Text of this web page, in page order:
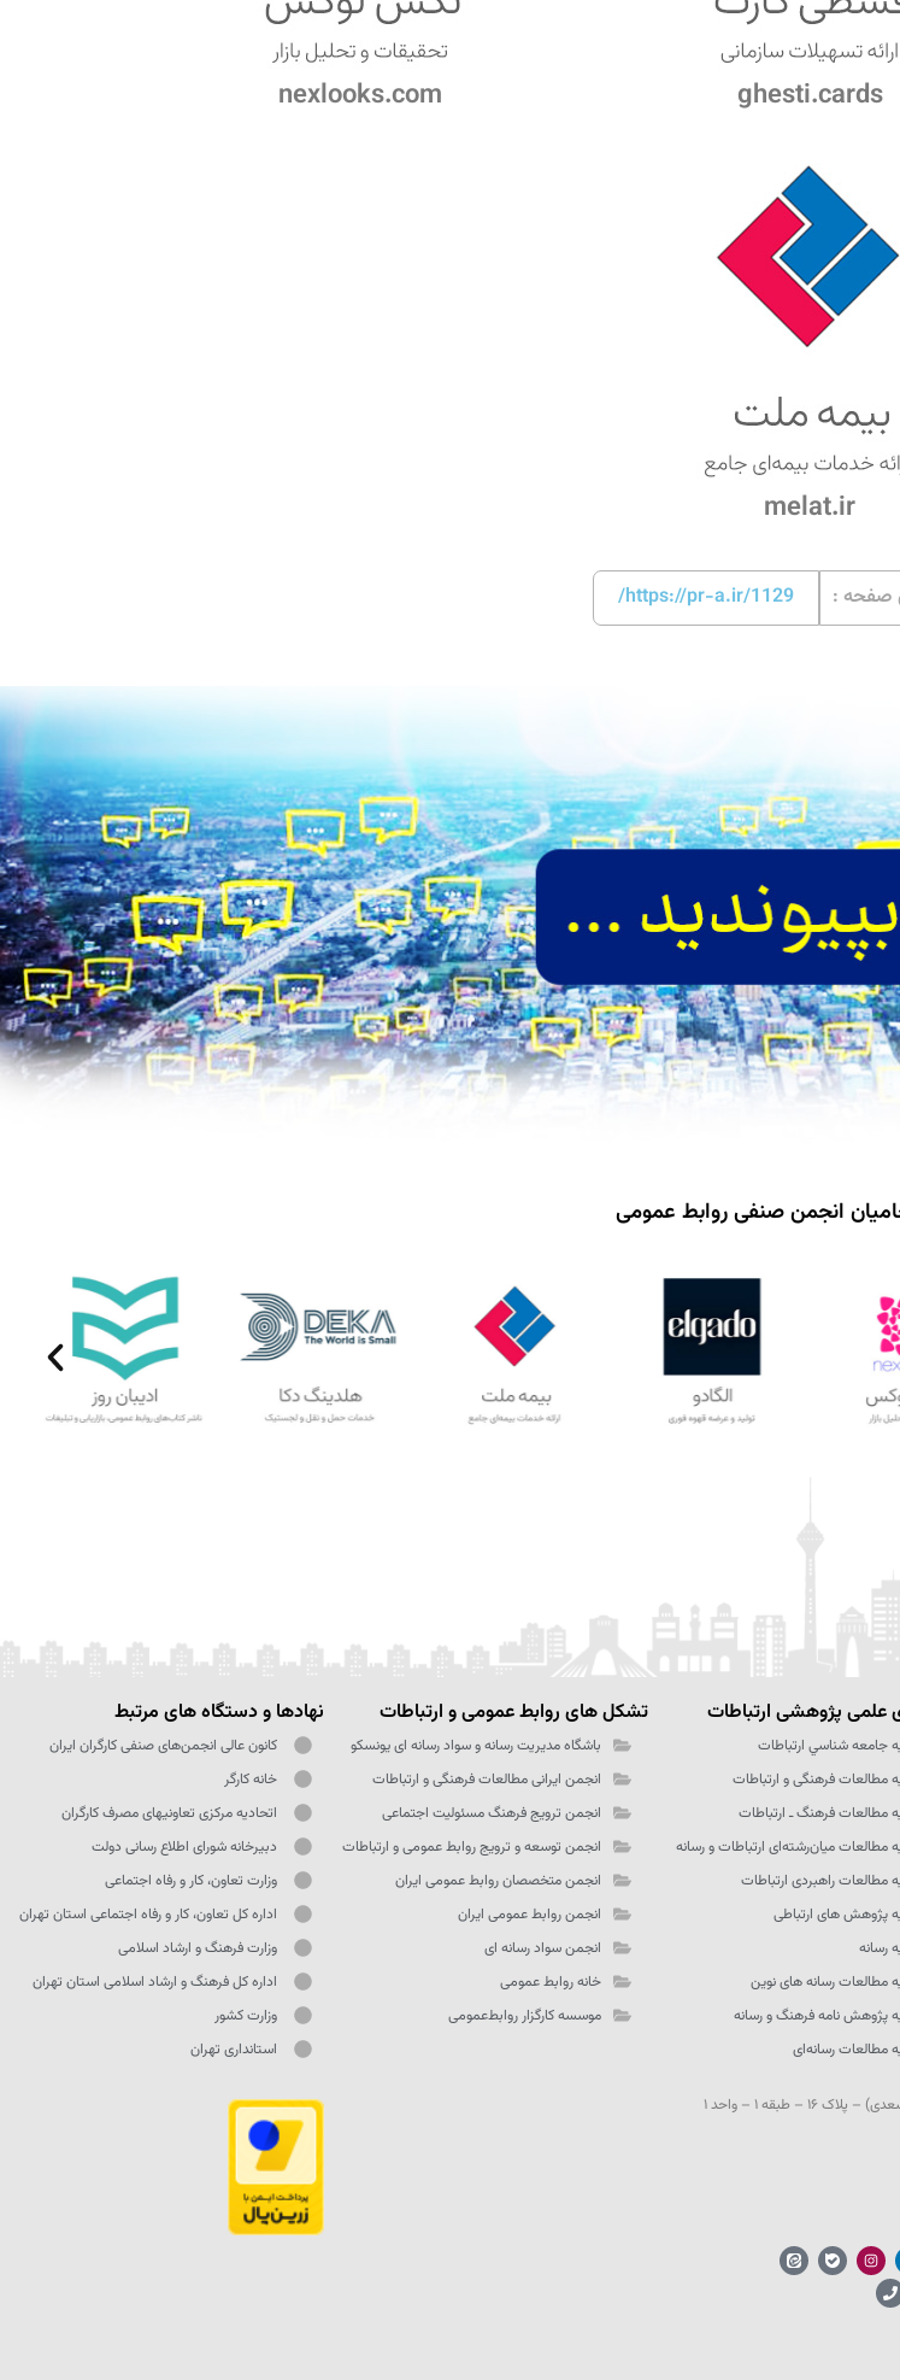
ghesti.cards
nexlooks.com
melat.ir
صفحه : https://pr-a.ir/1129/
انجمن صنفی روابط عمومی
علمی پژوهشی ارتباطات
جامعه شناسي ارتباطات
مطالعات فرهنگی و ارتباطات
مطالعات فرهنگ ـ‌ ارتباطات
مطالعات میان‌رشته‌ای ارتباطات و رسانه
مطالعات راهبردی ارتباطات
پژوهش های ارتباطی
رسانه
مطالعات رسانه های نوین
پژوهش نامه فرهنگ و رسانه
مطالعات رسانه‌ای
تشکل های روابط عمومی و ارتباطات
باشگاه مدیریت رسانه و سواد رسانه ای یونسکو
انجمن ایرانی مطالعات فرهنگی و ارتباطات
انجمن ترویج فرهنگ مسئولیت اجتماعی
انجمن توسعه و ترویج روابط عمومی و ارتباطات
انجمن متخصصان روابط عمومی ایران
انجمن روابط عمومی ایران
انجمن سواد رسانه ای
خانه روابط عمومی
موسسه کارگزار روابط‌عمومی
نهادها و دستگاه های مرتبط
کانون عالی انجمن‌های صنفی کارگران ایران
خانه کارگر
اتحادیه مرکزی تعاونیهای مصرف کارگران
دبیرخانه شورای اطلاع رسانی دولت
وزارت تعاون، کار و رفاه اجتماعی
اداره کل تعاون، کار و رفاه اجتماعی استان تهران
وزارت فرهنگ و ارشاد اسلامی
اداره کل فرهنگ و ارشاد اسلامی استان تهران
وزارت کشور
استانداری تهران
طبقه ۱ – واحد ۱